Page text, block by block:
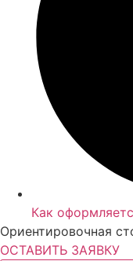
Как
Ориентировочная
ОСТАВИТЬ ЗАЯВКУ